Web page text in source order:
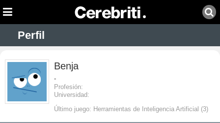
Perfil
Benja
-
Profesión:
Universidad:
Último juego: Herramientas de Inteligencia Artificial (3)